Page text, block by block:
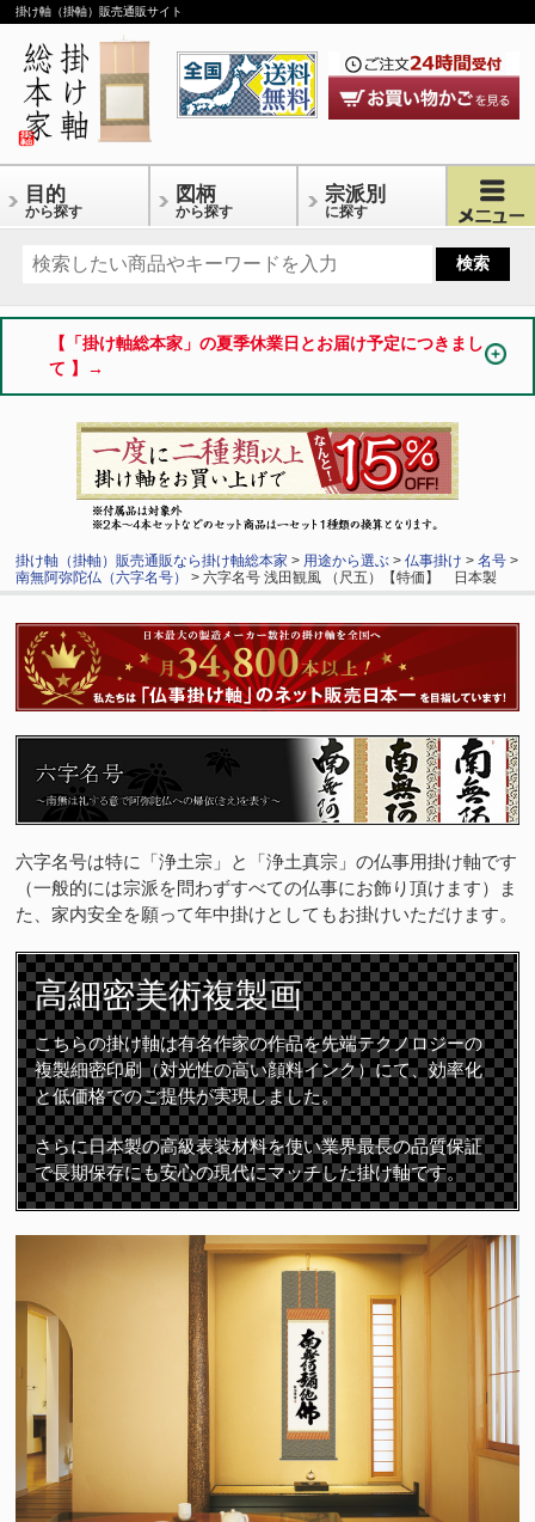
掛け軸（掛軸）販売通販サイト
目的
から探す
図柄
から探す
宗派別
に探す
【「掛け軸総本家」の夏季休業日とお届け予定につきまし
て 】→
掛け軸（掛軸）販売通販なら掛け軸総本家 > 用途から選ぶ >仏事掛け >名号 >
南無阿弥陀仏（六字名号）
> 六字名号 浅田観風 （尺五）【特価】 日本製
六字名号は特に「浄土宗」と「浄土真宗」の仏事用掛け軸です
（一般的には宗派を問わずすべての仏事にお飾り頂けます）ま
た、家内安全を願って年中掛けとしてもお掛けいただけます。
高細密美術複製画
こちらの掛け軸は有名作家の作品を先端テクノロジーの
複製細密印刷（対光性の高い顔料インク）にて、効率化
と低価格でのご提供が実現しました。
さらに日本製の高級表装材料を使い業界最長の品質保証
で長期保存にも安心の現代にマッチした掛け軸です。